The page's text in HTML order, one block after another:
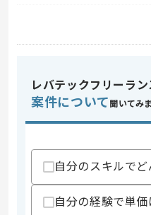
・
歓
・
・
レバテックフリーラン
案件について 聞いてみ
自分のスキルで
自分の経験で単